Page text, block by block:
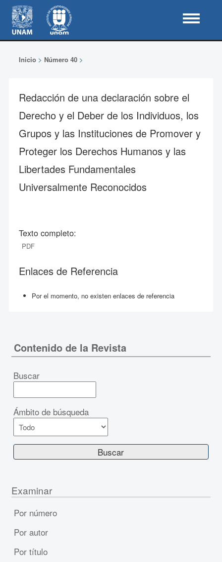
Inicio> Número 40>
Redacción de una declaración sobre el
Derecho y el Deber de los Individuos, los
Grupos y las Instituciones de Promover y
Proteger los Derechos Humanos y las
Libertades Fundamentales
Universalmente Reconocidos
Texto completo:
PDF
Enlaces de Referencia
Por el momento, no existen enlaces de referencia
Contenido de la Revista
Buscar
Ámbito de búsqueda
Examinar
Por número
Por autor
Por título